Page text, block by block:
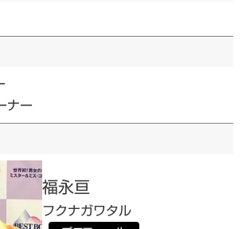
ナー
福永亘
フクナガワタル